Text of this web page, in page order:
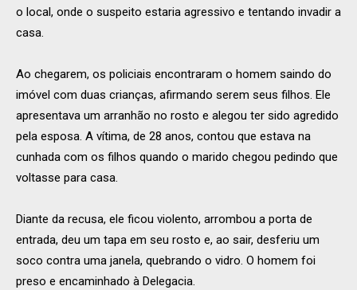
o local, onde o suspeito estaria agressivo e tentando invadir a
casa.
Ao chegarem, os policiais encontraram o homem saindo do
imóvel com duas crianças, afirmando serem seus filhos. Ele
apresentava um arranhão no rosto e alegou ter sido agredido
pela esposa. A vítima, de 28 anos, contou que estava na
cunhada com os filhos quando o marido chegou pedindo que
voltasse para casa.
Diante da recusa, ele ficou violento, arrombou a porta de
entrada, deu um tapa em seu rosto e, ao sair, desferiu um
soco contra uma janela, quebrando o vidro. O homem foi
preso e encaminhado à Delegacia.